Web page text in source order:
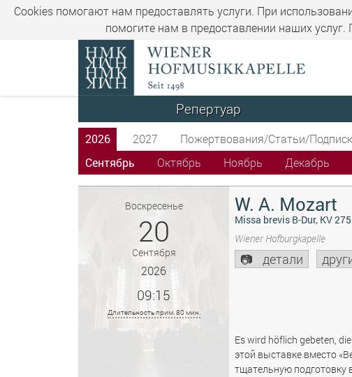
Cookies помогают нам предоставлять услуги. При
помогите нам в предоставлении наших
Репертуар
2026 2027 Пожертвования/Статьи/
Сентябрь
Октябрь Ноябрь Декабрь
Воскресенье
20
Сентября
2026
09:15
Длительность прим. 80 мин.
W. A. Mozart
Missa brevis B-Dur, KV 275
Wiener Hofburgkapelle
детали
Es wird höflich gebeten,
этой выставке вместо
тщательную подготовку